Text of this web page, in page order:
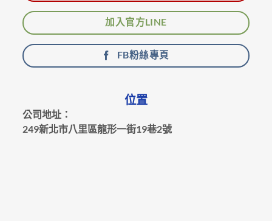
加入官方LINE
FB粉絲專頁
位置
公司地址：
249新北市八里區龍形一街19巷2號